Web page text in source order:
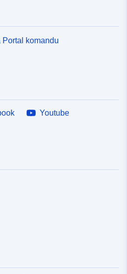
komandu
Youtube